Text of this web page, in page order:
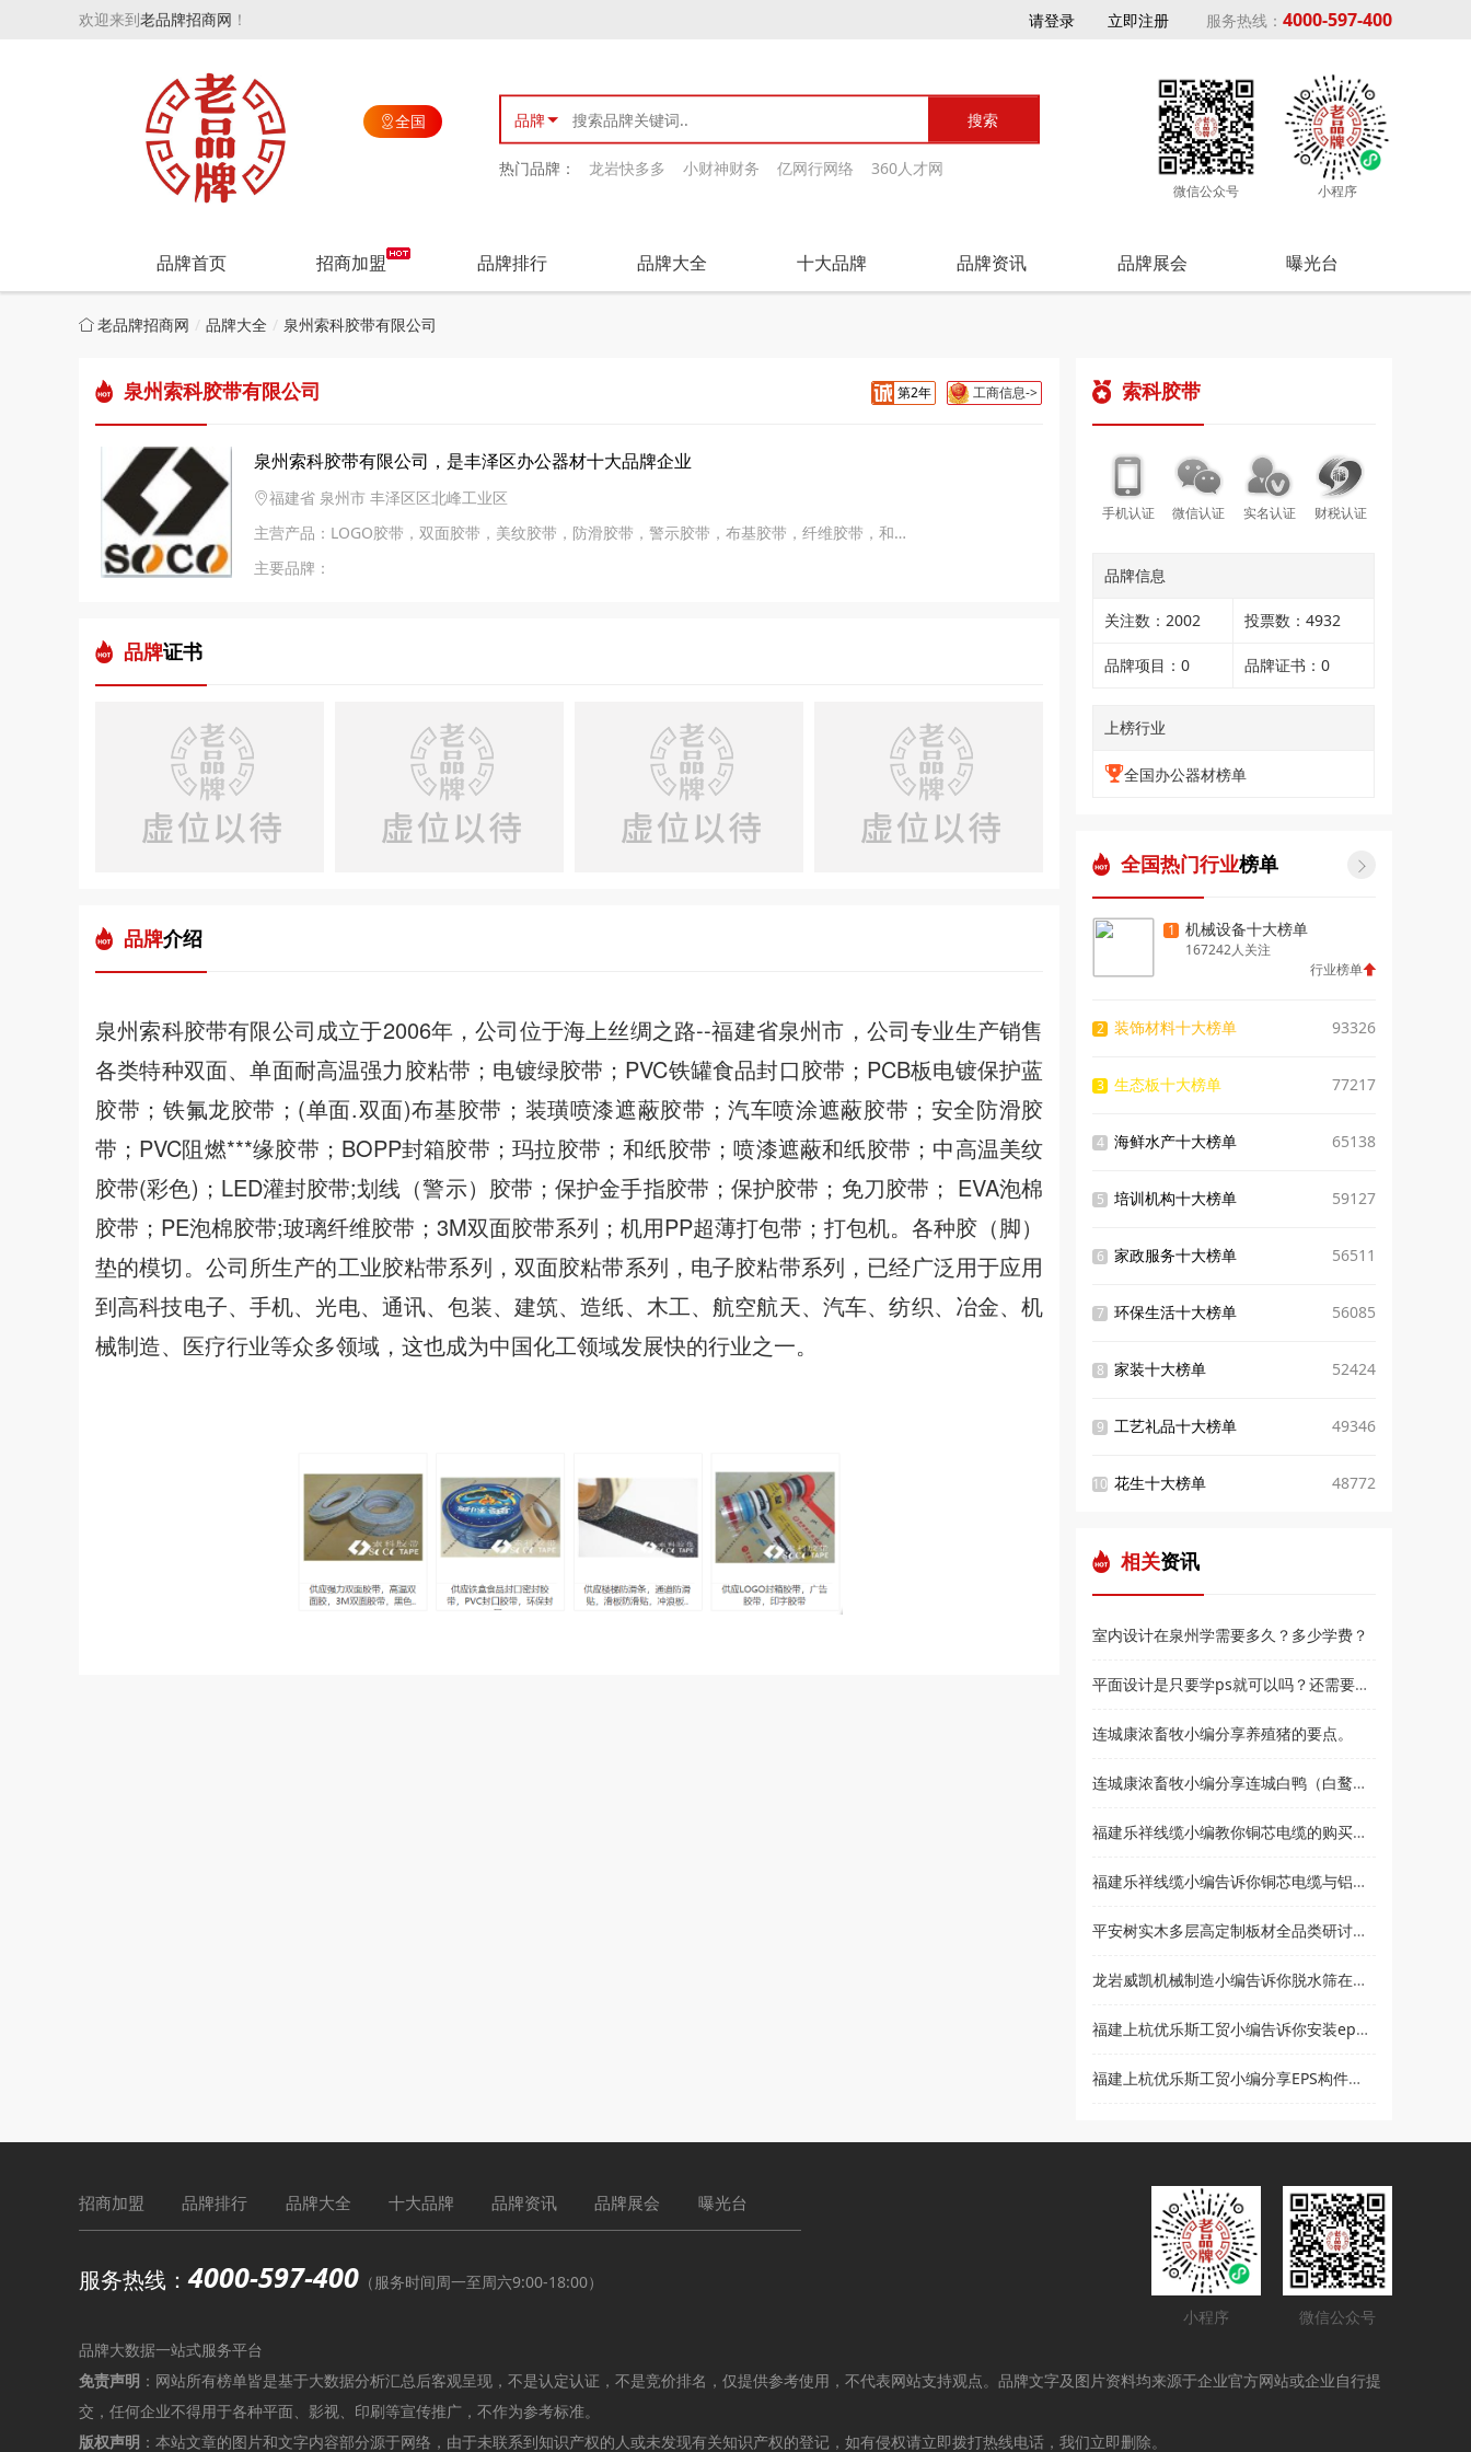
欢迎来到老品牌招商网 ！ 请登录 立即注册 服务热线： 4000-597-400
全国 品牌
热门品牌： 龙岩快多多 小财神财务 亿网行网络 360人才网
微信公众号 小程序
品牌首页 招商加盟 品牌排行 品牌大全 十大品牌 品牌资讯 品牌展会 曝光台
老品牌招商网 品牌大全 泉州索科胶带有限公司
第2年 工商信息->
泉州索科胶带有限公司
泉州索科胶带有限公司，是丰泽区办公器材十大品牌企业
福建省 泉州市 丰泽区区北峰工业区
主营产品：LOGO胶带，双面胶带，美纹胶带，防滑胶带，警示胶带，布基胶带，纤维胶带，和纸胶带，高温胶带 ，防水胶带
主要品牌：
品牌证书
品牌介绍
泉州索科胶带有限公司成立于2006年，公司位于海上丝绸之路--福建省泉州市，公司专业生产销售
各类特种双面、单面耐高温强力胶粘带；电镀绿胶带；PVC铁罐食品封口胶带；PCB板电镀保护蓝
胶带；铁氟龙胶带；(单面.双面)布基胶带；装璜喷漆遮蔽胶带；汽车喷涂遮蔽胶带；安全防滑胶
带；PVC阻燃***缘胶带；BOPP封箱胶带；玛拉胶带；和纸胶带；喷漆遮蔽和纸胶带；中高温美纹
胶带(彩色)；LED灌封胶带;划线（警示）胶带；保护金手指胶带；保护胶带；免刀胶带； EVA泡棉
胶带；PE泡棉胶带;玻璃纤维胶带；3M双面胶带系列；机用PP超薄打包带；打包机。各种胶（脚）
垫的模切。公司所生产的工业胶粘带系列，双面胶粘带系列，电子胶粘带系列，已经广泛用于应用
到高科技电子、手机、光电、通讯、包装、建筑、造纸、木工、航空航天、汽车、纺织、冶金、机
械制造、医疗行业等众多领域，这也成为中国化工领域发展快的行业之一。
索科胶带
手机认证 微信认证 实名认证 财税认证
品牌信息
关注数：2002 投票数：4932
品牌项目：0 品牌证书：0
上榜行业
全国办公器材榜单
全国热门行业榜单 
1 机械设备十大榜单
167242人关注
行业榜单
2 装饰材料十大榜单 93326
3 生态板十大榜单 77217
4 海鲜水产十大榜单 65138
5 培训机构十大榜单 59127
6 家政服务十大榜单 56511
7 环保生活十大榜单 56085
8 家装十大榜单 52424
9 工艺礼品十大榜单 49346
10 花生十大榜单 48772
相关资讯
室内设计在泉州学需要多久？多少学费？
平面设计是只要学ps就可以吗？还需要学什么？和高新教育小编来了解
连城康浓畜牧小编分享养殖猪的要点。
连城康浓畜牧小编分享连城白鸭（白鹜鸭）简介
福建乐祥线缆小编教你铜芯电缆的购买技巧？
福建乐祥线缆小编告诉你铜芯电缆与铝芯电缆各有什么优点
平安树实木多层高定制板材全品类研讨会暨2021***经销商大会即将盛大召开
龙岩威凯机械制造小编告诉你脱水筛在使用时要注意哪些事项
福建上杭优乐斯工贸小编告诉你安装eps线条的注意事项
福建上杭优乐斯工贸小编分享EPS构件的应用领域
招商加盟 品牌排行 品牌大全 十大品牌 品牌资讯 品牌展会 曝光台
服务热线：4000-597-400 （服务时间周一至周六9:00-18:00）
小程序
微信公众号
品牌大数据一站式服务平台
免责声明 ：网站所有榜单皆是基于大数据分析汇总后客观呈现，不是认定认证，不是竞价排名，仅提供参考使用，不代表网站支持观点。品牌文字及图片资料均来源于企业官方网站或企业自行提
交，任何企业不得用于各种平面、影视、印刷等宣传推广，不作为参考标准。
版权声明 ：本站文章的图片和文字内容部分源于网络，由于未联系到知识产权的人或未发现有关知识产权的登记，如有侵权请立即拨打热线电话，我们立即删除。